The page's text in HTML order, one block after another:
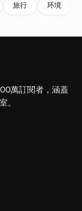
旅行 环境
萬訂閱者，涵蓋
。